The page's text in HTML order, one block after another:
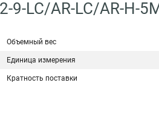
9-LC/AR-LC/AR-H-
Объемный вес
Единица измерения
Кратность поставки